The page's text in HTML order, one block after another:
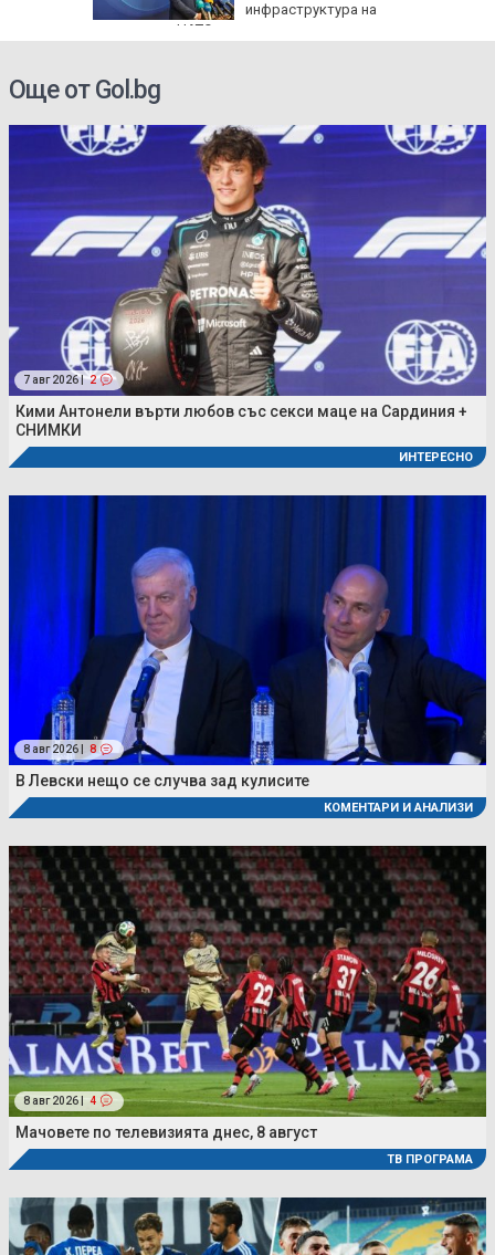
инфраструктура на
държава от НАТО
Още от Gol.bg
7 авг 2026 | 2
Кими Антонели върти любов със секси маце на Сардиния +
СНИМКИ
ИНТЕРЕСНО
8 авг 2026 | 8
В Левски нещо се случва зад кулисите
КОМЕНТАРИ И АНАЛИЗИ
8 авг 2026 | 4
Мачовете по телевизията днес, 8 август
ТВ ПРОГРАМА